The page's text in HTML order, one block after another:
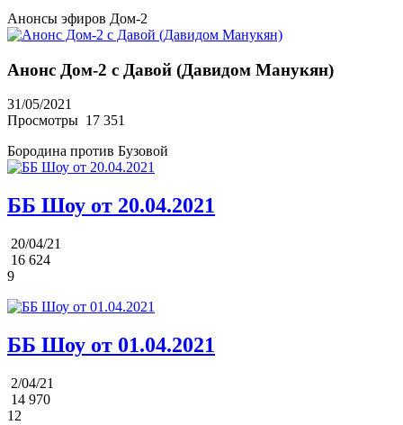
Анонсы эфиров Дом-2
Анонс Дом-2 с Давой (Давидом Манукян)
31/05/2021
Просмотры 17 351
Бородина против Бузовой
ББ Шоу от 20.04.2021
20/04/21
16 624
9
ББ Шоу от 01.04.2021
2/04/21
14 970
12